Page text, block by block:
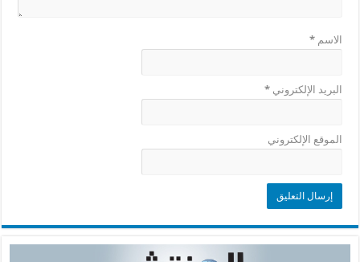
الاسم*
البريد الإلكتروني*
الموقع الإلكتروني